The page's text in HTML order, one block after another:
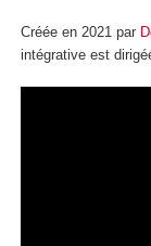
Créée en 2021 par
intégrative est